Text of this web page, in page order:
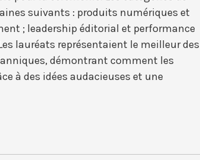
suivants : produits numériques et
; leadership éditorial et performance
lauréats représentaient le meilleur des
démontrant comment les
à des idées audacieuses et une